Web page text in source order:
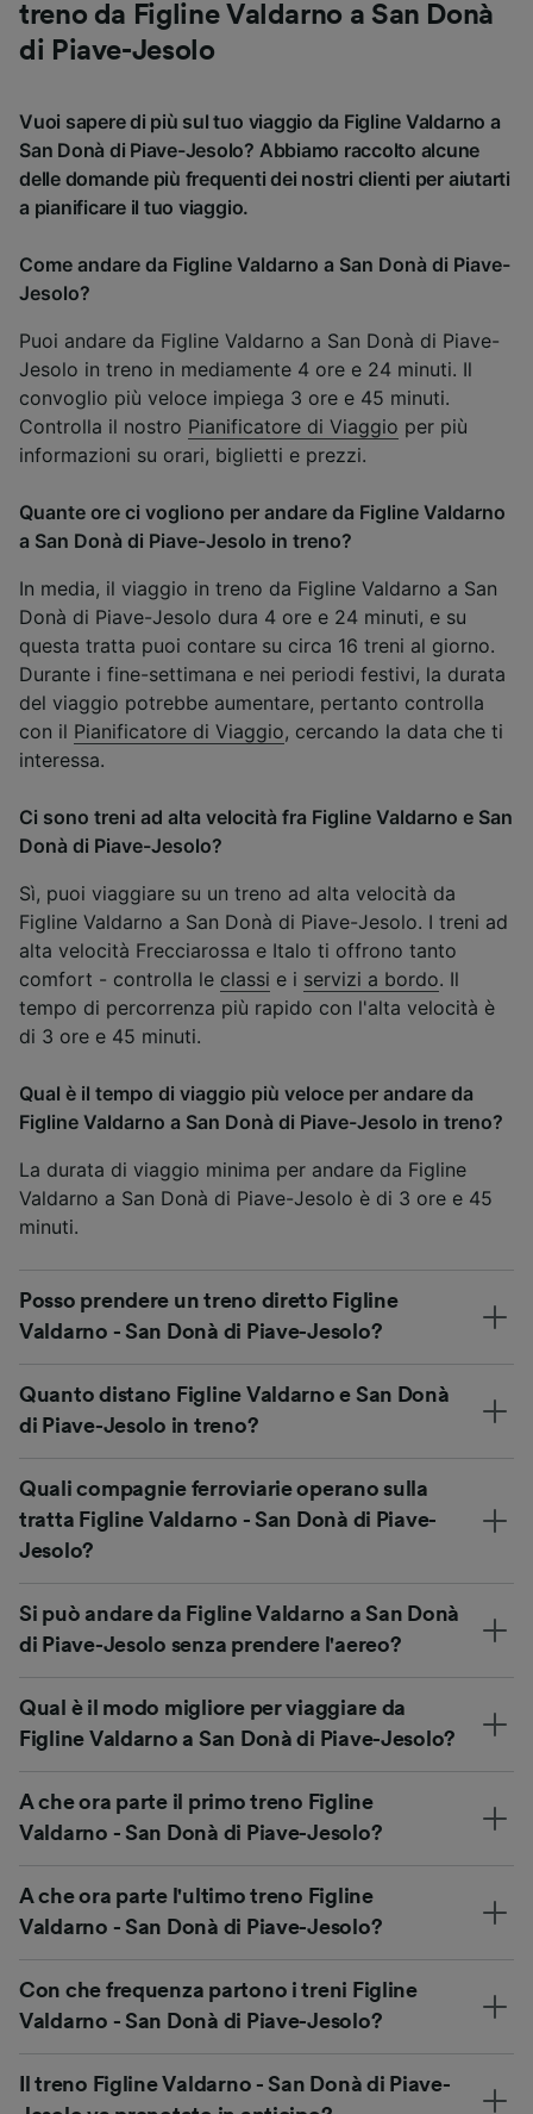
treno da Figline Valdarno a San Donà
di Piave-Jesolo
Vuoi sapere di più sul tuo viaggio da Figline Valdarno a
San Donà di Piave-Jesolo? Abbiamo raccolto alcune
delle domande più frequenti dei nostri clienti per aiutarti
a pianificare il tuo viaggio.
Come andare da Figline Valdarno a San Donà di Piave-
Jesolo?
Puoi andare da Figline Valdarno a San Donà di Piave-
Jesolo in treno in mediamente 4 ore e 24 minuti. Il
convoglio più veloce impiega 3 ore e 45 minuti.
Controlla il nostro Pianificatore di Viaggio per più
informazioni su orari, biglietti e prezzi.
Quante ore ci vogliono per andare da Figline Valdarno
a San Donà di Piave-Jesolo in treno?
In media, il viaggio in treno da Figline Valdarno a San
Donà di Piave-Jesolo dura 4 ore e 24 minuti, e su
questa tratta puoi contare su circa 16 treni al giorno.
Durante i fine-settimana e nei periodi festivi, la durata
del viaggio potrebbe aumentare, pertanto controlla
con il Pianificatore di Viaggio, cercando la data che ti
interessa.
Ci sono treni ad alta velocità fra Figline Valdarno e San
Donà di Piave-Jesolo?
Sì, puoi viaggiare su un treno ad alta velocità da
Figline Valdarno a San Donà di Piave-Jesolo. I treni ad
alta velocità Frecciarossa e Italo ti offrono tanto
comfort - controlla le classi e i servizi a bordo. Il
tempo di percorrenza più rapido con l'alta velocità è
di 3 ore e 45 minuti.
Qual è il tempo di viaggio più veloce per andare da
Figline Valdarno a San Donà di Piave-Jesolo in treno?
La durata di viaggio minima per andare da Figline
Valdarno a San Donà di Piave-Jesolo è di 3 ore e 45
minuti.
Posso prendere un treno diretto Figline
Valdarno - San Donà di Piave-Jesolo?
Quanto distano Figline Valdarno e San Donà
di Piave-Jesolo in treno?
Quali compagnie ferroviarie operano sulla
tratta Figline Valdarno - San Donà di Piave-
Jesolo?
Si può andare da Figline Valdarno a San Donà
di Piave-Jesolo senza prendere l'aereo?
Qual è il modo migliore per viaggiare da
Figline Valdarno a San Donà di Piave-Jesolo?
A che ora parte il primo treno Figline
Valdarno - San Donà di Piave-Jesolo?
A che ora parte l'ultimo treno Figline
Valdarno - San Donà di Piave-Jesolo?
Con che frequenza partono i treni Figline
Valdarno - San Donà di Piave-Jesolo?
Il treno Figline Valdarno - San Donà di Piave-